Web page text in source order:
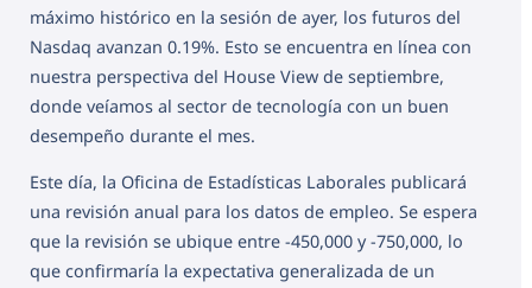
máximo histórico en la sesión de ayer, los futuros del
Nasdaq avanzan 0.19%. Esto se encuentra en línea con
nuestra perspectiva del House View de septiembre,
donde veíamos al sector de tecnología con un buen
desempeño durante el mes.
Este día, la Oficina de Estadísticas Laborales publicará
una revisión anual para los datos de empleo. Se espera
que la revisión se ubique entre -450,000 y -750,000, lo
que confirmaría la expectativa generalizada de un